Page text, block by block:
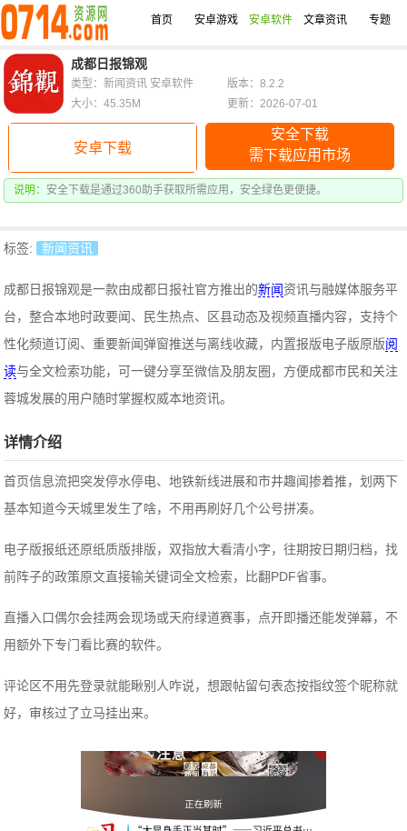
首页 安卓游戏 安卓软件 文章资讯 专题
成都日报锦观
安卓下载
安全下载
需下载应用市场
说明： 安全下载是通过360助手获取所需应用，安全绿色更便捷。
类型：新闻资讯 安卓软件
版本：8.2.2
大小：45.35M
更新：2026-07-01
标签: 新闻资讯
成都日报锦观是一款由成都日报社官方推出的新闻资讯与融媒体服务平
台，整合本地时政要闻、民生热点、区县动态及视频直播内容，支持个
性化频道订阅、重要新闻弹窗推送与离线收藏，内置报版电子版原版阅
读与全文检索功能，可一键分享至微信及朋友圈，方便成都市民和关注
蓉城发展的用户随时掌握权威本地资讯。
详情介绍
首页信息流把突发停水停电、地铁新线进展和市井趣闻掺着推，划两下
基本知道今天城里发生了啥，不用再刷好几个公号拼凑。
电子版报纸还原纸质版排版，双指放大看清小字，往期按日期归档，找
前阵子的政策原文直接输关键词全文检索，比翻PDF省事。
直播入口偶尔会挂两会现场或天府绿道赛事，点开即播还能发弹幕，不
用额外下专门看比赛的软件。
评论区不用先登录就能瞅别人咋说，想跟帖留句表态按指纹签个昵称就
好，审核过了立马挂出来。